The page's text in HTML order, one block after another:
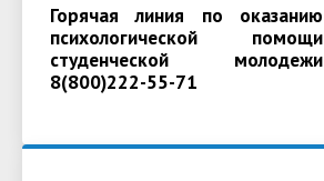
Горячая линия по оказанию
психологической помощи
студенческой молодежи
8(800)222-55-71